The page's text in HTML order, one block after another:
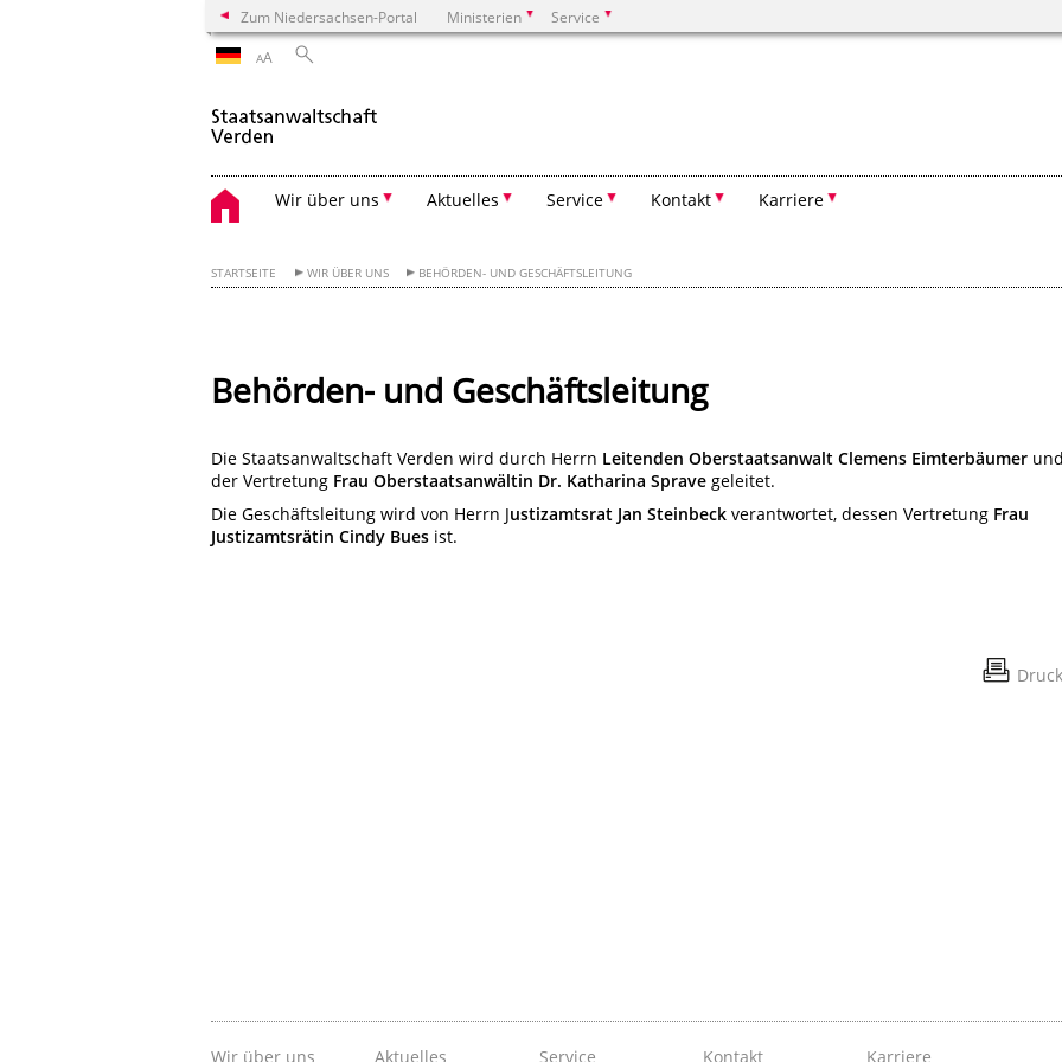
Zum Niedersachsen-Portal Ministerien Service
AA
Wir über uns Aktuelles Service Kontakt Karriere
STARTSEITE WIR ÜBER UNS BEHÖRDEN- UND GESCHÄFTSLEITUNG
Behörden- und Geschäftsleitung
Die Staatsanwaltschaft Verden wird durch Herrn Leitenden Oberstaatsanwalt Clemens Eimterbäumer
der Vertretung Frau Oberstaatsanwältin Dr. Katharina Sprave geleitet.
Die Geschäftsleitung wird von Herrn Justizamtsrat Jan Steinbeck verantwortet, dessen Vertretung Frau
Justizamtsrätin Cindy Bues ist.
Wir über uns Aktuelles Service Kontakt Karriere